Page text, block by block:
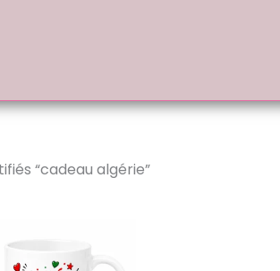
“cadeau algérie”